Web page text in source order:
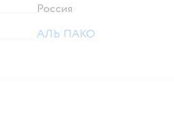
Россия
АЛЬ ПАКО